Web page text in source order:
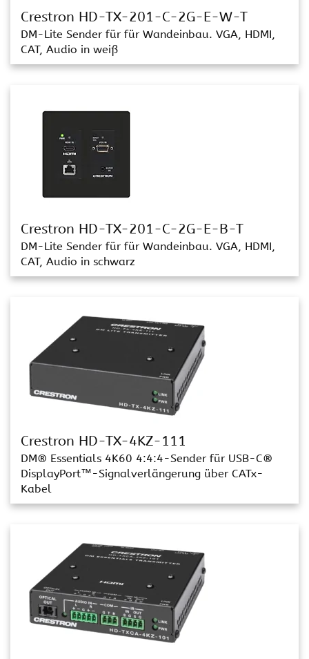
Crestron HD-TX-201-C-2G-E-W-T
DM-Lite Sender für für Wandeinbau. VGA, HDMI,
CAT, Audio in weiß
Crestron HD-TX-201-C-2G-E-B-T
DM-Lite Sender für für Wandeinbau. VGA, HDMI,
CAT, Audio in schwarz
Crestron HD-TX-4KZ-111
DM® Essentials 4K60 4:4:4-Sender für USB-C®
DisplayPort™-Signalverlängerung über CATx-
Kabel